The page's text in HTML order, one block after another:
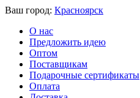
Ваш город: Красноярск
О нас
Предложить идею
Оптом
Поставщикам
Подарочные сертификаты
Оплата